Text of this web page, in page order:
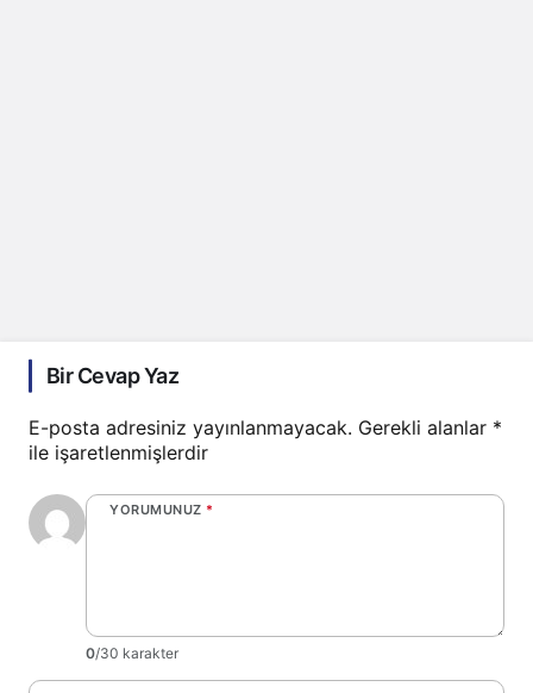
Bir Cevap Yaz
E-posta adresiniz yayınlanmayacak. Gerekli alanlar *
ile işaretlenmişlerdir
YORUMUNUZ *
0/30 karakter